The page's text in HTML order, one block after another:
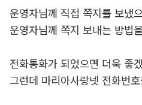
운영자님께 직접 쪽지를 보냈
운영자님께 쪽지 보내는 방법
전화통화가 되었으면 더욱 좋
그런데 마리아사랑넷 전화번